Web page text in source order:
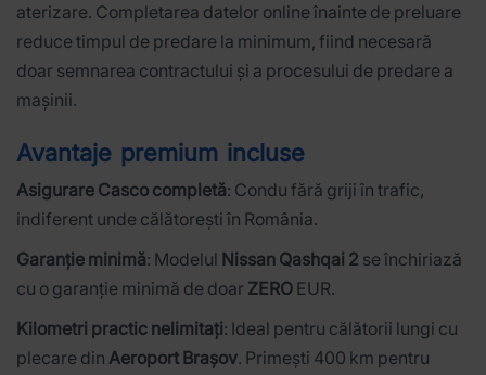
aterizare. Completarea datelor online înainte de preluare
reduce timpul de predare la minimum, fiind necesară
doar semnarea contractului și a procesului de predare a
mașinii.
Avantaje premium incluse
Asigurare Casco completă: Condu fără griji în trafic,
indiferent unde călătorești în România.
Garanție minimă: Modelul Nissan Qashqai 2 se închiriază
cu o garanție minimă de doar ZERO EUR.
Kilometri practic nelimitați: Ideal pentru călătorii lungi cu
plecare din Aeroport Brașov. Primești 400 km pentru